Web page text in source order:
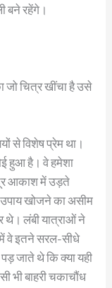
बने रहेंगे।
चित्र खींचा है उसे
से विशेष प्रेम था।
हुआ है। वे हमेशा
आकाश में उड़ते
खोजने का असीम
थे। लंबी यात्राओं ने
वे इतने सरल-सीधे
जाते थे कि क्या यही
भी बाहरी चकाचौंध